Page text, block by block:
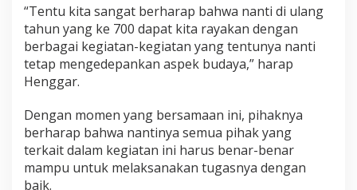
k
e
h
o
l
r
T
a
k
K
“Tentu kita sangat berharap bahwa nanti di ulang
tahun yang ke 700 dapat kita rayakan dengan
berbagai kegiatan-kegiatan yang tentunya nanti
tetap mengedepankan aspek budaya,” harap
Henggar.
Dengan momen yang bersamaan ini, pihaknya
berharap bahwa nantinya semua pihak yang
terkait dalam kegiatan ini harus benar-benar
mampu untuk melaksanakan tugasnya dengan
baik.